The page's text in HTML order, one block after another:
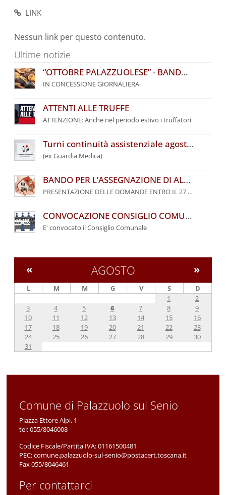
LINK
Nessun link per questo contenuto.
Ultime notizie
“OTTOBRE PALAZZUOLESE” - BANDO COMUNALE PER L’ASSEGNAZIONE DI POSTEGGI
IN CONCESSIONE GIORNALIERA
ATTENTI ALLE TRUFFE
ATTENZIONE: Anche nel periodo estivo i truffatori
Turni continuità assistenziale agosto 2026
(ex Guardia Medica)
BANDO PER L’ASSEGNAZIONE DI ALLOGGI DI EDILIZIA RESIDENZIALE PUBBLICA DEL COMUNE DI PALAZZUOLO SUL SENIO – ANNO 2026
PRESENTAZIONE DELLE DOMANDE ENTRO IL 27 SETTEMBRE 2026
CONVOCAZIONE CONSIGLIO COMUNALE
E' convocato il Consiglio Comunale
AGOSTO
« »
L M M G V S
D
1
2
3
4 5 6 7 8
9
10
11 12 13 14 15
16
17
18 19 20 21 22
23
24
25 26 27 28 29
30
31
Comune di Palazzuolo sul Senio
Piazza Ettore Alpi, 1
tel:055/8046008
Codice Fiscale/Partita IVA:01161500481
PEC:comune.palazzuolo-sul-senio@postacert.toscana.it
Fax 055/8046461
Per contattarci